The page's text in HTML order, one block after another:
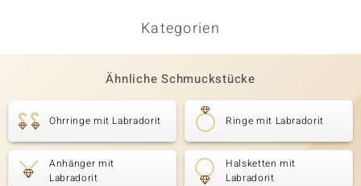
Kategorien
Ähnliche Schmuckstücke
Ohrringe mit Labradorit Ringe mit Labradorit
Anhänger mit
Labradorit
Halsketten mit
Labradorit